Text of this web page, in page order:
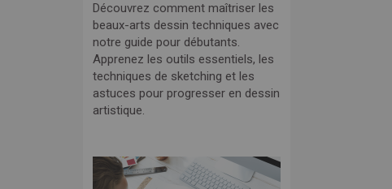
Découvrez comment maîtriser les
beaux-arts dessin techniques avec
notre guide pour débutants.
Apprenez les outils essentiels, les
techniques de sketching et les
astuces pour progresser en dessin
artistique.